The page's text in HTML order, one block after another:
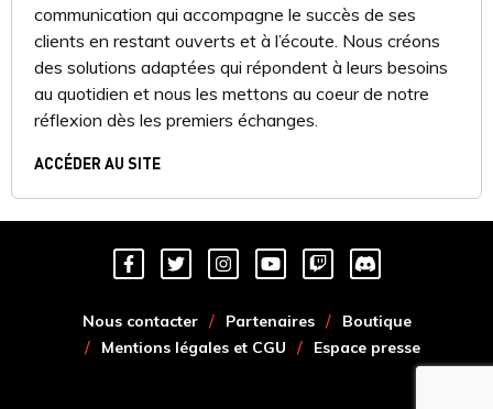
communication qui accompagne le succès de ses
clients en restant ouverts et à l’écoute. Nous créons
des solutions adaptées qui répondent à leurs besoins
au quotidien et nous les mettons au coeur de notre
réflexion dès les premiers échanges.
ACCÉDER AU SITE
Nous contacter Partenaires
Boutique
Mentions légales et CGU
Espace presse